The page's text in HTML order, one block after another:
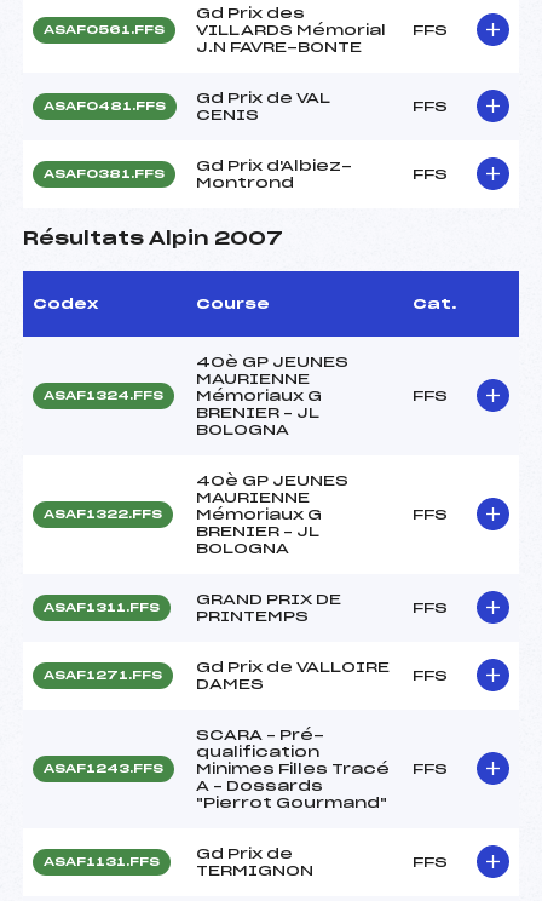
ASAF0561.FFS
Gd Prix des
VILLARDS Mémorial
J.N FAVRE-BONTE
FFS
ASAF0481.FFS
Gd Prix de VAL
CENIS
FFS
ASAF0381.FFS
Gd Prix d'Albiez-
Montrond
FFS
Résultats Alpin 2007
Codex Course Cat.
ASAF1324.FFS
40è GP JEUNES
MAURIENNE
Mémoriaux G
BRENIER – JL
BOLOGNA
FFS
ASAF1322.FFS
40è GP JEUNES
MAURIENNE
Mémoriaux G
BRENIER – JL
BOLOGNA
FFS
ASAF1311.FFS
GRAND PRIX DE
PRINTEMPS
FFS
ASAF1271.FFS
Gd Prix de VALLOIRE
DAMES
FFS
ASAF1243.FFS
SCARA – Pré-
qualification
Minimes Filles Tracé
A – Dossards
"Pierrot Gourmand"
FFS
ASAF1131.FFS
Gd Prix de
TERMIGNON
FFS